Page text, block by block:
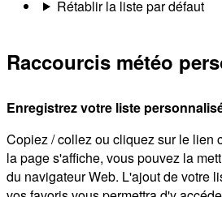
Rétablir la liste par défaut
Raccourcis météo
Enregistrez votre liste
Copiez / collez ou cliquez sur le lien
la page s'affiche, vous pouvez la
du navigateur Web. L'ajout de votre